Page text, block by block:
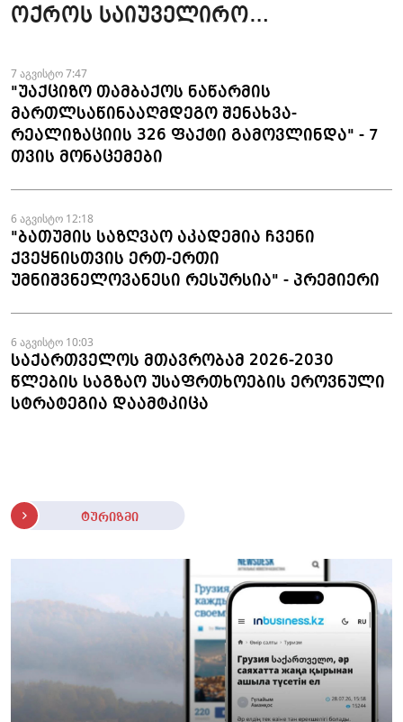
ოქროს საიუველირო
ფაქტები აღკვეთეს
7 აგვისტო 7:47
"უაქციზო თამბაქოს ნაწარმის
მართლსაწინააღმდეგო შენახვა-
რეალიზაციის 326 ფაქტი გამოვლინდა" - 7
თვის მონაცემები
6 აგვისტო 12:18
"ბათუმის საზღვაო აკადემია ჩვენი
ქვეყნისთვის ერთ-ერთი
უმნიშვნელოვანესი რესურსია" - პრემიერი
6 აგვისტო 10:03
საქართველოს მთავრობამ 2026-2030
წლების საგზაო უსაფრთხოების ეროვნული
სტრატეგია დაამტკიცა
ტურიზმი